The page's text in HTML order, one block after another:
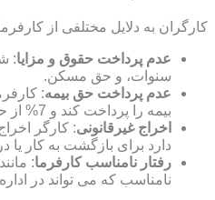
کارگران به دلایل مختلفی از
عدم پرداخت حقوق و مزایا:
سنوات، و حق مسکن.
عدم پرداخت حق بیمه
بیمه را پرداخت کند و 7% از حقوق کارگر کسر می شود.
اخراج غیرقانونی
دارد برای بازگشت به کار یا
رفتار نامناسب کارفرما:
نامناسب که می تواند در